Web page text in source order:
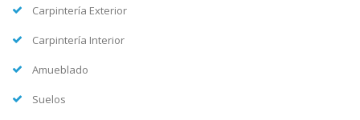
Carpintería Exterior
Carpintería Interior
Amueblado
Suelos